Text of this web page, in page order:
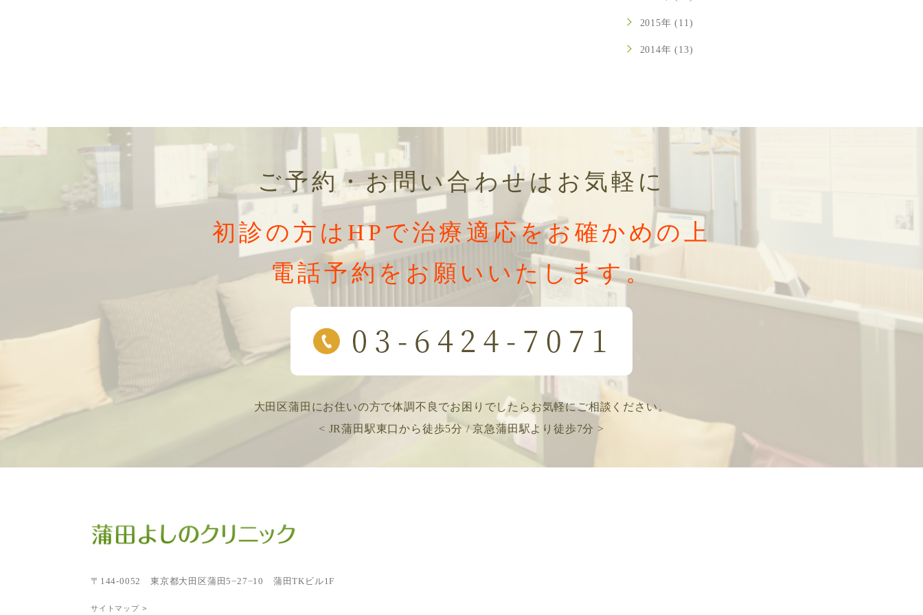
2015年 (11)
2014年 (13)
ご予約・お問い合わせはお気軽に
初診の方はHPで治療適応をお確かめの上
電話予約をお願いいたします。
大田区蒲田にお住いの方で体調不良でお困りでしたら お気軽にご相談ください。
< JR蒲田駅東口から徒歩5分 / 京急蒲田駅より徒歩7分 >
〒144-0052 東京都大田区蒲田5−27−10 蒲田TKビル1F
サイトマップ >